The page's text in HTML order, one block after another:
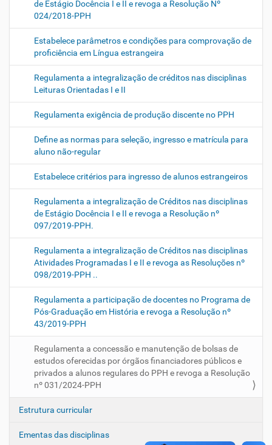
de Estágio Docência I e II e revoga a Resolução Nº
024/2018-PPH
Estabelece parâmetros e condições para comprovação de
proficiência em Língua estrangeira
Regulamenta a integralização de créditos nas disciplinas
Leituras Orientadas I e II
Regulamenta exigência de produção discente no PPH
Define as normas para seleção, ingresso e matrícula para
aluno não-regular
Estabelece critérios para ingresso de alunos estrangeiros
Regulamenta a integralização de Créditos nas disciplinas
de Estágio Docência I e II e revoga a Resolução nº
097/2019-PPH.
Regulamenta a integralização de Créditos nas disciplinas
Atividades Programadas I e II e revoga as Resoluções nº
098/2019-PPH ..
Regulamenta a participação de docentes no Programa de
Pós-Graduação em História e revoga a Resolução nº
43/2019-PPH
Regulamenta a concessão e manutenção de bolsas de
estudos oferecidas por órgãos financiadores públicos e
privados a alunos regulares do PPH e revoga a Resolução
nº 031/2024-PPH
Estrutura curricular
Ementas das disciplinas